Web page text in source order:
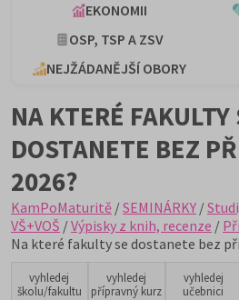
EKONOMII
OSP, TSP A ZSV
NEJŽÁDANĚJŠÍ OBORY
NA KTERÉ FAKULTY
DOSTANETE BEZ
2026?
KamPoMaturitě /SEMINÁRKY /
VŠ+VOŠ /Výpisky z knih, recenze /
Na které fakulty se dostanete bez
vyhledej
školu/fakultu
vyhledej
přípravný kurz
vyhledej
učebnici